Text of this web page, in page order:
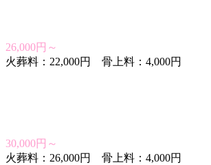
26,000円～
火葬料：22,000円 骨上料：4,000円
30,000円～
火葬料：26,000円 骨上料：4,000円